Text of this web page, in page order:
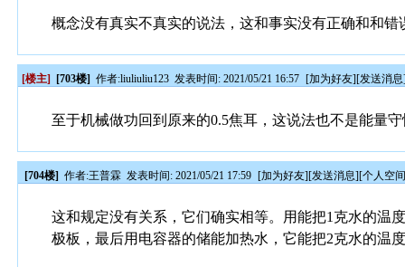
概念没有真实不真实的说法，这和事实没有正确和和错
[楼主] [703楼] 作者:liuliuliu123 发表时间: 2021/05/21 16:57 [加为好友][发送消息
至于机械做功回到原来的0.5焦耳，这说法也不是能量
[704楼] 作者:王普霖 发表时间: 2021/05/21 17:59 [加为好友][发送消息][个人空
这和规定没有关系，它们确实相等。用能把1克水的温
极板，最后用电容器的储能加热水，它能把2克水的温